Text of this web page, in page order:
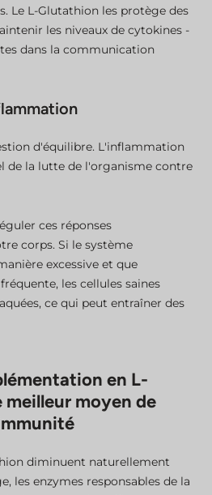
Le L-Glutathion les protège des
les niveaux de cytokines -
dans la communication
d'équilibre. L'inflammation
de la lutte de l'organisme contre
ces réponses
corps. Si le système
excessive et que
les cellules saines
ce qui peut entraîner des
en L-
moyen de
diminuent naturellement
les enzymes responsables de la